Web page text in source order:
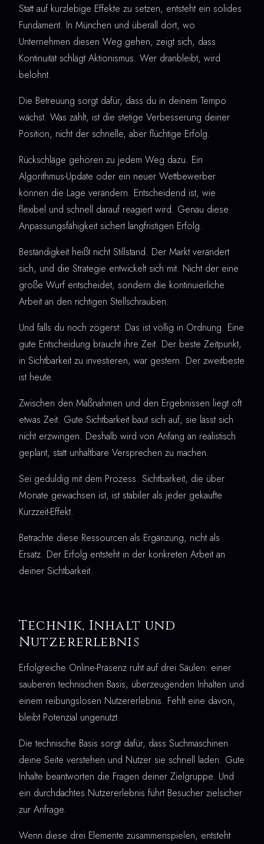
Statt auf kurzlebige Effekte zu setzen, entsteht ein solides
Fundament. In München und überall dort, wo
Unternehmen diesen Weg gehen, zeigt sich, dass
Kontinuität schlägt Aktionismus. Wer dranbleibt, wird
belohnt.
Die Betreuung sorgt dafür, dass du in deinem Tempo
wächst. Was zählt, ist die stetige Verbesserung deiner
Position, nicht der schnelle, aber flüchtige Erfolg.
Rückschläge gehören zu jedem Weg dazu. Ein
Algorithmus-Update oder ein neuer Wettbewerber
können die Lage verändern. Entscheidend ist, wie
flexibel und schnell darauf reagiert wird. Genau diese
Anpassungsfähigkeit sichert langfristigen Erfolg.
Beständigkeit heißt nicht Stillstand. Der Markt verändert
sich, und die Strategie entwickelt sich mit. Nicht der eine
große Wurf entscheidet, sondern die kontinuierliche
Arbeit an den richtigen Stellschrauben.
Und falls du noch zögerst: Das ist völlig in Ordnung. Eine
gute Entscheidung braucht ihre Zeit. Der beste Zeitpunkt,
in Sichtbarkeit zu investieren, war gestern. Der zweitbeste
ist heute.
Zwischen den Maßnahmen und den Ergebnissen liegt oft
etwas Zeit. Gute Sichtbarkeit baut sich auf, sie lässt sich
nicht erzwingen. Deshalb wird von Anfang an realistisch
geplant, statt unhaltbare Versprechen zu machen.
Sei geduldig mit dem Prozess. Sichtbarkeit, die über
Monate gewachsen ist, ist stabiler als jeder gekaufte
Kurzzeit-Effekt.
Betrachte diese Ressourcen als Ergänzung, nicht als
Ersatz. Der Erfolg entsteht in der konkreten Arbeit an
deiner Sichtbarkeit.
Technik, Inhalt und
Nutzererlebnis
Erfolgreiche Online-Präsenz ruht auf drei Säulen: einer
sauberen technischen Basis, überzeugenden Inhalten und
einem reibungslosen Nutzererlebnis. Fehlt eine davon,
bleibt Potenzial ungenutzt.
Die technische Basis sorgt dafür, dass Suchmaschinen
deine Seite verstehen und Nutzer sie schnell laden. Gute
Inhalte beantworten die Fragen deiner Zielgruppe. Und
ein durchdachtes Nutzererlebnis führt Besucher zielsicher
zur Anfrage.
Wenn diese drei Elemente zusammenspielen, entsteht